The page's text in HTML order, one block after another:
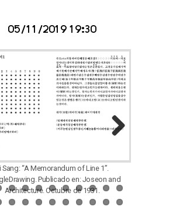
05/11/2019 19:30
Sang: “A Memorandum of Line 1”.
Publicado en: Joseon and
Architecture. Octubre de 1931.